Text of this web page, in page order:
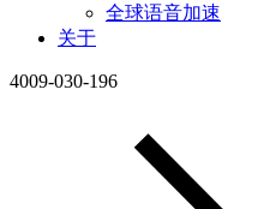
全球语音加速
关于
4009-030-196